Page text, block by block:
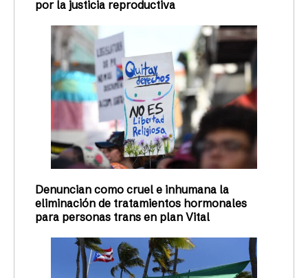
por la justicia reproductiva
Denuncian como cruel e inhumana la
eliminación de tratamientos hormonales
para personas trans en plan Vital